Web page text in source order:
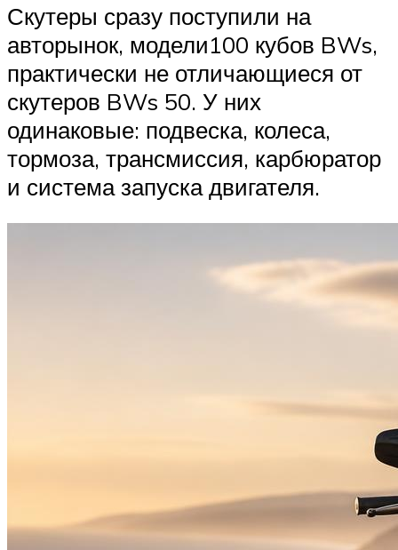
Скутеры сразу поступили на
авторынок, модели100 кубов BWs,
практически не отличающиеся от
скутеров BWs 50. У них
одинаковые: подвеска, колеса,
тормоза, трансмиссия, карбюратор
и система запуска двигателя.